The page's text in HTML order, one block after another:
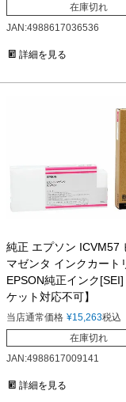
在庫切れ
JAN:4988617036536
詳細を見る
純正 エプソン ICVM57
マゼンタ インクカート
EPSON純正インク
ケット対応不可】
当店通常価格 ¥15,263税込
在庫切れ
JAN:4988617009141
詳細を見る